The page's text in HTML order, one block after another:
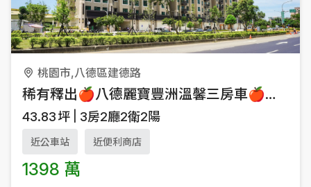
桃園市,八德區建德路
稀有釋出🍎八德麗寶豐洲溫馨三房車🍎誠意可談
43.83坪 3房2廳2衛2陽
近公車站 近便利商店
1398 萬